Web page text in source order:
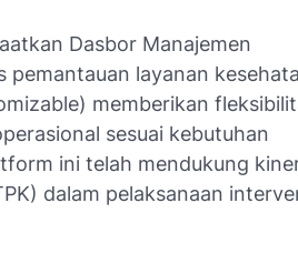
Dasbor Manajemen
layanan
memberikan
sesuai kebutuhan
ini telah mendukung
dalam pelaksanaan